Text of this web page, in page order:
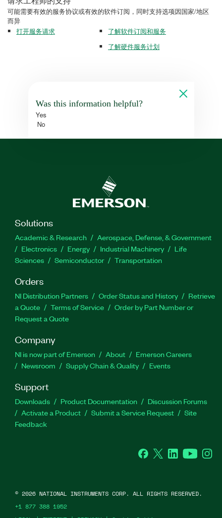
可能需要有效的服务协议或有效的软件订阅，同时支持选项因国家/地区
而异
打开服务请求
了解软件订阅和服务
了解硬件服务计划
Was this information helpful?
Yes
No
Solutions
Academic & Research
Aerospace, Defense, & Government
Electronics
Energy Industrial Machinery
Life
Sciences
Semiconductor Transportation
Orders
NI Distribution Partners Order Status and History
Retrieve
a Quote
Terms of Service
Order by Part Number or
Request a Quote
Company
NI is now part of Emerson About
Emerson Careers
Newsroom
Supply Chain & Quality Events
Support
Downloads Product Documentation
Discussion Forums
Activate a Product
Submit a Service Request
Site
Feedback
Facebook
Twitter LinkedInYouTube
© 2026 NATIONAL INSTRUMENTS CORP. ALL RIGHTS RESERVED.
+1 877 388 1952